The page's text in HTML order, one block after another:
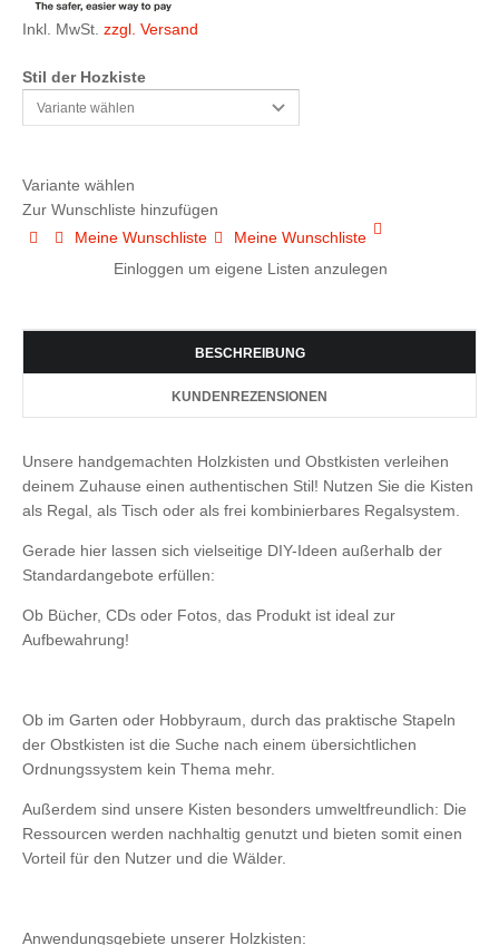
Inkl. MwSt. zzgl. Versand
Stil der Hozkiste
Variante wählen
Zur Wunschliste hinzufügen
Meine Wunschliste
Meine Wunschliste
Einloggen um eigene Listen anzulegen
BESCHREIBUNG
KUNDENREZENSIONEN
Unsere handgemachten Holzkisten und Obstkisten verleihen
deinem Zuhause einen authentischen Stil! Nutzen Sie die Kisten
als Regal, als Tisch oder als frei kombinierbares Regalsystem.
Gerade hier lassen sich vielseitige DIY-Ideen außerhalb der
Standardangebote erfüllen:
Ob Bücher, CDs oder Fotos, das Produkt ist ideal zur
Aufbewahrung!
Ob im Garten oder Hobbyraum, durch das praktische Stapeln
der Obstkisten ist die Suche nach einem übersichtlichen
Ordnungssystem kein Thema mehr.
Außerdem sind unsere Kisten besonders umweltfreundlich: Die
Ressourcen werden nachhaltig genutzt und bieten somit einen
Vorteil für den Nutzer und die Wälder.
Anwendungsgebiete unserer Holzkisten: